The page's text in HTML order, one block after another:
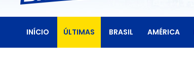
INÍCIO ÚLTIMAS BRASIL AMÉRICA